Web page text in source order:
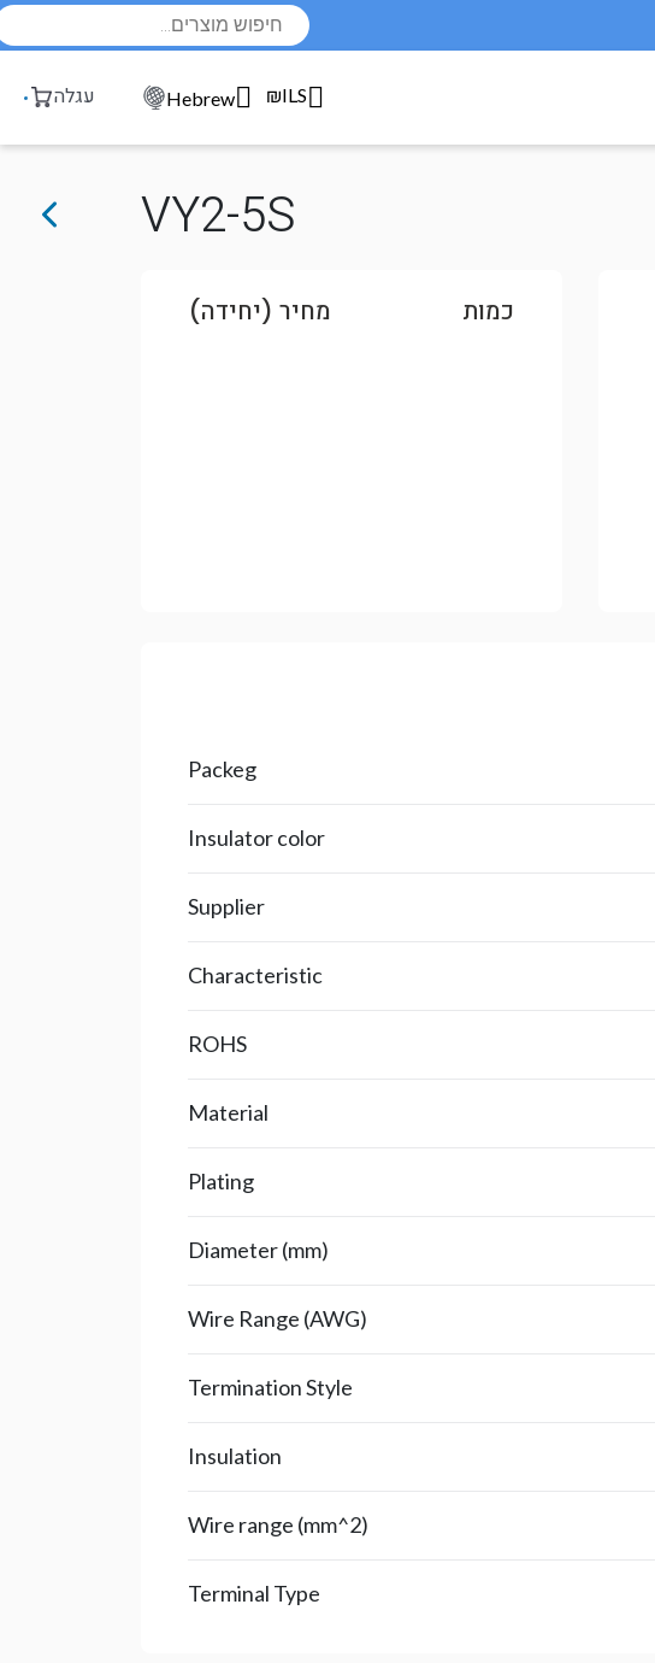
עגלה Hebrew ₪ILS
VY2-5S
כמות מחיר (יחידה)
Packeg
Insulator color
Supplier
Characteristic
ROHS
Material
Plating
Diameter (mm)
Wire Range (AWG)
Termination Style
Insulation
Wire range (mm^2)
Terminal Type